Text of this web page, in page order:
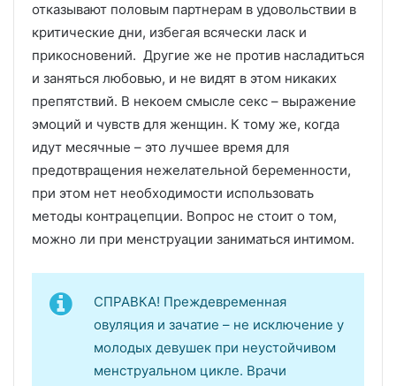
отказывают половым партнерам в удовольствии в
критические дни, избегая всячески ласк и
прикосновений. Другие же не против насладиться
и заняться любовью, и не видят в этом никаких
препятствий. В некоем смысле секс – выражение
эмоций и чувств для женщин. К тому же, когда
идут месячные – это лучшее время для
предотвращения нежелательной беременности,
при этом нет необходимости использовать
методы контрацепции. Вопрос не стоит о том,
можно ли при менструации заниматься интимом.
СПРАВКА! Преждевременная
овуляция и зачатие – не исключение у
молодых девушек при неустойчивом
менструальном цикле. Врачи